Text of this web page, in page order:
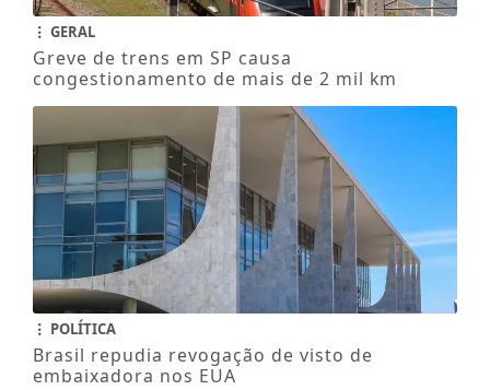
GERAL
Greve de trens em SP causa
congestionamento de mais de 2 mil km
POLÍTICA
Brasil repudia revogação de visto de
embaixadora nos EUA